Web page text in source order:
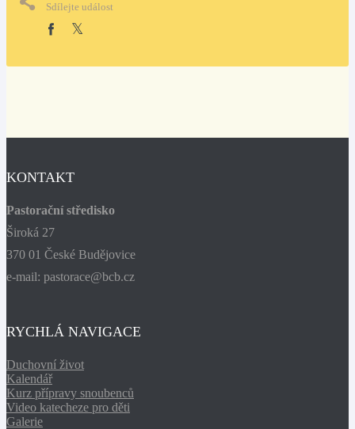
Sdílejte událost
KONTAKT
Pastorační středisko
Široká 27
370 01 České Budějovice
e-mail: pastorace@bcb.cz
RYCHLÁ NAVIGACE
Duchovní život
Kalendář
Kurz přípravy snoubenců
Video katecheze pro děti
Galerie